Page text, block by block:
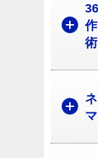
術